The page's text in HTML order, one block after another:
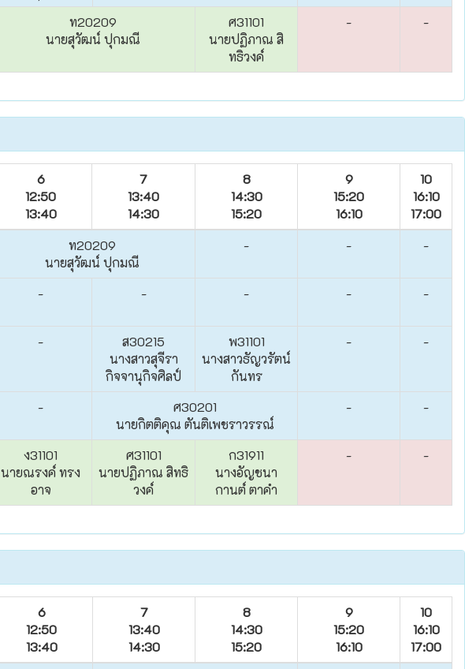
ท20209
นายสุวัฒน์ ปุกมณี
ศ31101
นายปฏิภาณ สิ
ทธิวงค์
- -
6
12:50
13:40
7
13:40
14:30
8
14:30
15:20
9
15:20
16:10
10
16:10
17:00
ท20209
นายสุวัฒน์ ปุกมณี
- - -
- - - - -
-
ส30215
นางสาวสุจีรา
กิจจานุกิจศิลป์
พ31101
นางสาวธัญวรัตน์
กันทร
- -
-
ศ30201
นายกิตติคุณ ตันติเพชราวรรณ์
- -
ง31101
นายณรงค์ ทรง
อาจ
ศ31101
นายปฏิภาณ สิทธิ
วงค์
ก31911
นางอัญชนา
กานต์ ตาคำ
- -
6
12:50
13:40
7
13:40
14:30
8
14:30
15:20
9
15:20
16:10
10
16:10
17:00